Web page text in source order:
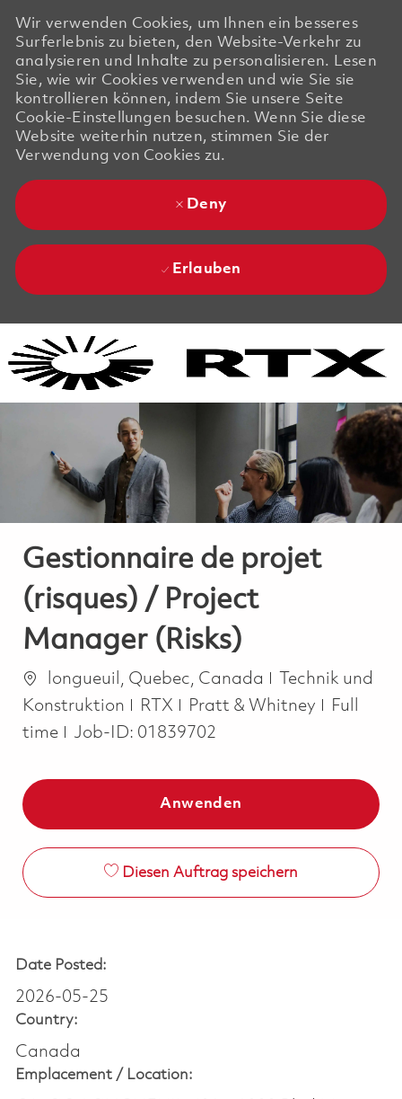
Wir verwenden Cookies, um Ihnen ein besseres
Surferlebnis zu bieten, den Website-Verkehr zu
analysieren und Inhalte zu personalisieren. Lesen
Sie, wie wir Cookies verwenden und wie Sie sie
kontrollieren können, indem Sie unsere Seite
Cookie-Einstellungen besuchen. Wenn Sie diese
Website weiterhin nutzen, stimmen Sie der
Verwendung von Cookies zu.
Deny
Erlauben
Gestionnaire de projet
(risques) / Project
Manager (Risks)
Ort longueuil, Quebec, Canada Kategorie
Technik und
Konstruktion
RTX Pratt & Whitney Job Type
Full
time
Job-ID: 01839702
Anwenden
Diesen Auftrag speichern
Date Posted:
2026-05-25
Country:
Canada
Emplacement / Location: